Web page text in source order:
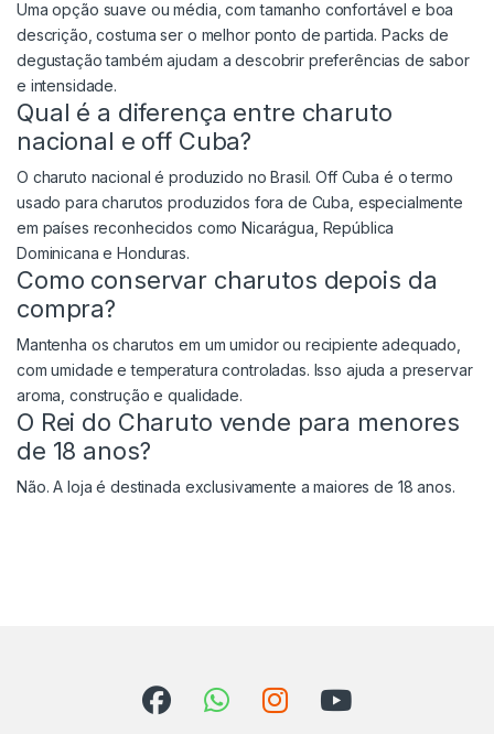
Uma opção suave ou média, com tamanho confortável e boa
descrição, costuma ser o melhor ponto de partida. Packs de
degustação também ajudam a descobrir preferências de sabor
e intensidade.
Qual é a diferença entre charuto
nacional e off Cuba?
O charuto nacional é produzido no Brasil. Off Cuba é o termo
usado para charutos produzidos fora de Cuba, especialmente
em países reconhecidos como Nicarágua, República
Dominicana e Honduras.
Como conservar charutos depois da
compra?
Mantenha os charutos em um umidor ou recipiente adequado,
com umidade e temperatura controladas. Isso ajuda a preservar
aroma, construção e qualidade.
O Rei do Charuto vende para menores
de 18 anos?
Não. A loja é destinada exclusivamente a maiores de 18 anos.